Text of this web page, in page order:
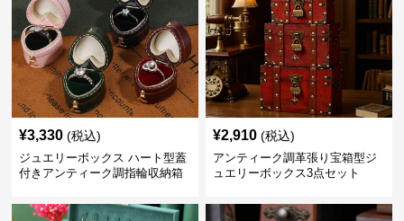
¥3,330 (税込)
ジュエリーボックス ハート型蓋
付きアンティーク調指輪収納箱
¥2,910 (税込)
アンティーク調革張り宝箱型ジ
ュエリーボックス3点セット